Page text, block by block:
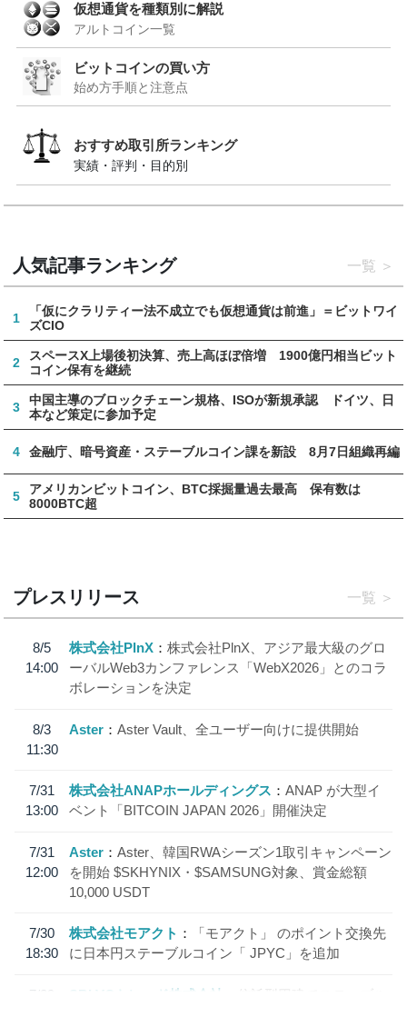
仮想通貨を種類別に解説
アルトコイン一覧
ビットコインの買い方
始め方手順と注意点
おすすめ取引所ランキング
実績・評判・目的別
人気記事ランキング 一覧
1
「仮にクラリティー法不成立でも仮想通貨は前進」＝ビットワイ
ズCIO
2
スペースX上場後初決算、売上高ほぼ倍増 1900億円相当ビット
コイン保有を継続
3
中国主導のブロックチェーン規格、ISOが新規承認 ドイツ、日
本など策定に参加予定
4 金融庁、暗号資産・ステーブルコイン課を新設 8月7日組織再編
5
アメリカンビットコイン、BTC採掘量過去最高 保有数は
8000BTC超
プレスリリース 一覧
8/5
14:00
株式会社PlnX
株式会社PlnX、アジア最大級のグロ
ーバルWeb3カンファレンス「WebX2026」とのコラ
ボレーションを決定
8/3
11:30
Aster Aster Vault、全ユーザー向けに提供開始
7/31
13:00
株式会社ANAPホールディングス
ANAP が大型イ
ベント「BITCOIN JAPAN 2026」開催決定
7/31
12:00
Aster
Aster、韓国RWAシーズン1取引キャンペーン
を開始 $SKHYNIX・$SAMSUNG対象、賞金総額
10,000 USDT
7/30
18:30
株式会社モアクト
「モアクト」 のポイント交換先
に日本円ステーブルコイン「 JPYC」を追加
7/29
SBI VCトレード株式会社
信託型円建てステーブル